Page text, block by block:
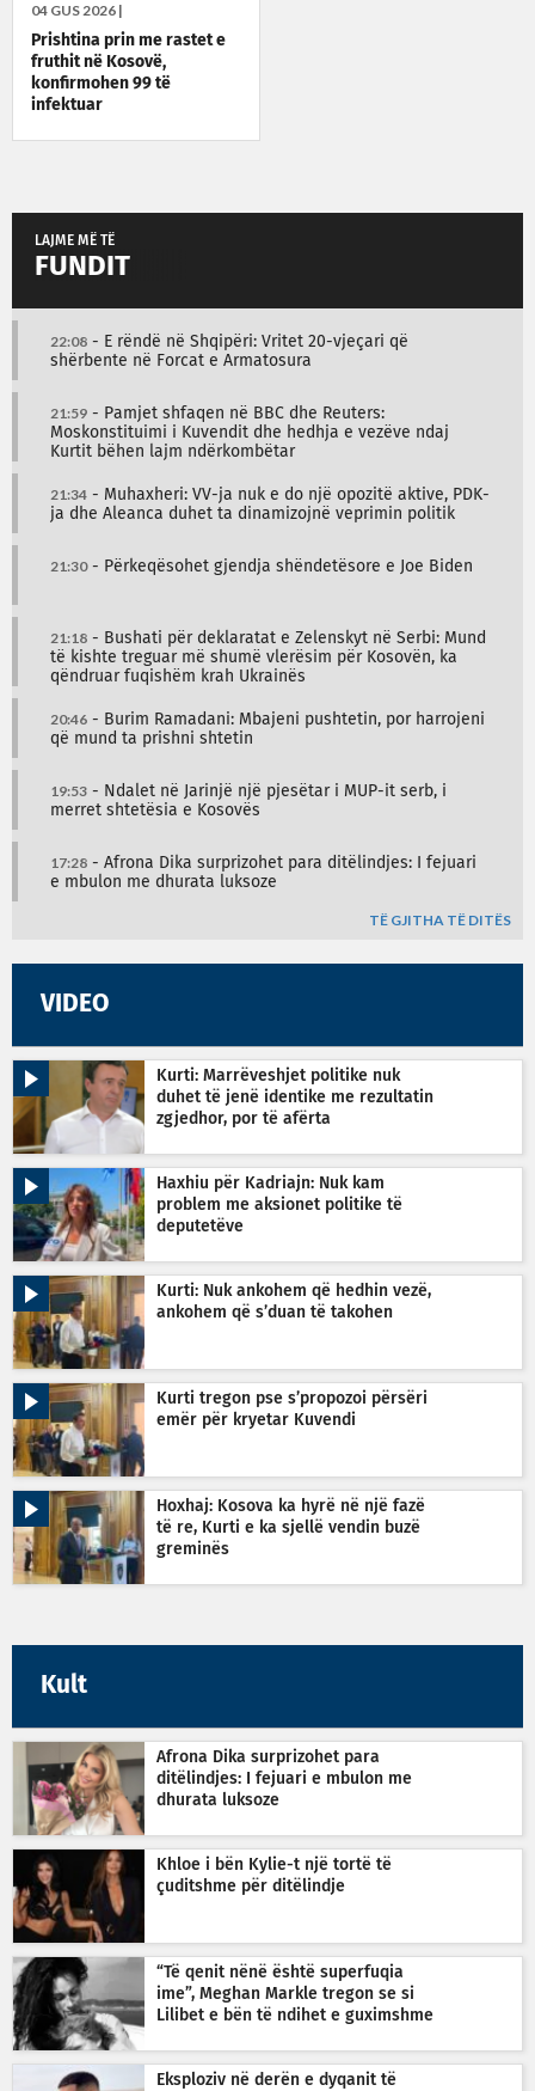
04 GUS 2026 |
Prishtina prin me rastet e
fruthit në Kosovë,
konfirmohen 99 të
infektuar
LAJME MË TË
FUNDIT
22:08 - E rëndë në Shqipëri: Vritet 20-vjeçari që
shërbente në Forcat e Armatosura
21:59 - Pamjet shfaqen në BBC dhe Reuters:
Moskonstituimi i Kuvendit dhe hedhja e vezëve ndaj
Kurtit bëhen lajm ndërkombëtar
21:34 - Muhaxheri: VV-ja nuk e do një opozitë aktive, PDK-
ja dhe Aleanca duhet ta dinamizojnë veprimin politik
21:30- Përkeqësohet gjendja shëndetësore e Joe Biden
21:18 - Bushati për deklaratat e Zelenskyt në Serbi: Mund
të kishte treguar më shumë vlerësim për Kosovën, ka
qëndruar fuqishëm krah Ukrainës
20:46 - Burim Ramadani: Mbajeni pushtetin, por harrojeni
që mund ta prishni shtetin
19:53 - Ndalet në Jarinjë një pjesëtar i MUP-it serb, i
merret shtetësia e Kosovës
17:28 - Afrona Dika surprizohet para ditëlindjes: I fejuari
e mbulon me dhurata luksoze
TË GJITHA TË DITËS
VIDEO
Kurti: Marrëveshjet politike nuk
duhet të jenë identike me rezultatin
zgjedhor, por të afërta
Haxhiu për Kadriajn: Nuk kam
problem me aksionet politike të
deputetëve
Kurti: Nuk ankohem që hedhin vezë,
ankohem që s’duan të takohen
Kurti tregon pse s’propozoi përsëri
emër për kryetar Kuvendi
Hoxhaj: Kosova ka hyrë në një fazë
të re, Kurti e ka sjellë vendin buzë
greminës
Kult
Afrona Dika surprizohet para
ditëlindjes: I fejuari e mbulon me
dhurata luksoze
Khloe i bën Kylie-t një tortë të
çuditshme për ditëlindje
“Të qenit nënë është superfuqia
ime”, Meghan Markle tregon se si
Lilibet e bën të ndihet e guximshme
Eksploziv në derën e dyqanit të